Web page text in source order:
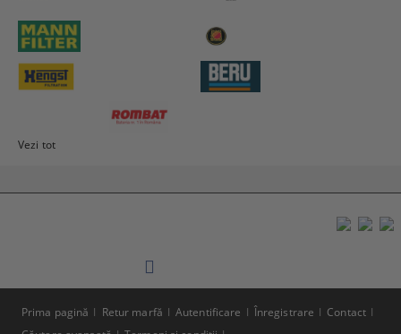
Vezi tot
Prima pagină Retur marfă Autentificare Înregistrare
Contact